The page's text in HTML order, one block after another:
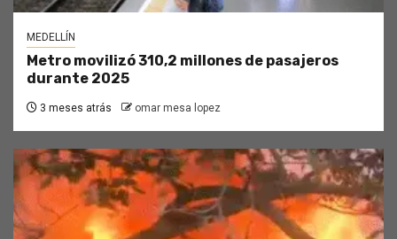
MEDELLÍN
Metro movilizó 310,2 millones de pasajeros
durante 2025
3 meses atrás omar mesa lopez